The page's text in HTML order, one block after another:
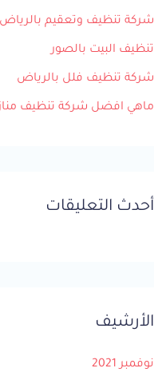
:شركة تنظيف وتعقيم بالرياض
تنظيف البيت بالصور
شركة تنظيف فلل بالرياض
ماهي افضل شركة تنظيف
أحدث التعليقات
الأرشيف
نوفمبر 2021